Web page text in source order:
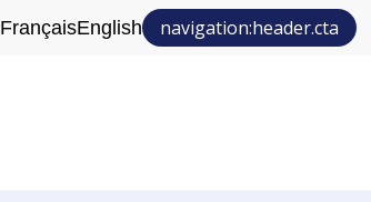
FrançaisEnglish navigation:header.cta